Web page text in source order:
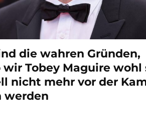
die wahren Gründen,
wir Tobey Maguire wohl
nicht mehr vor der
werden